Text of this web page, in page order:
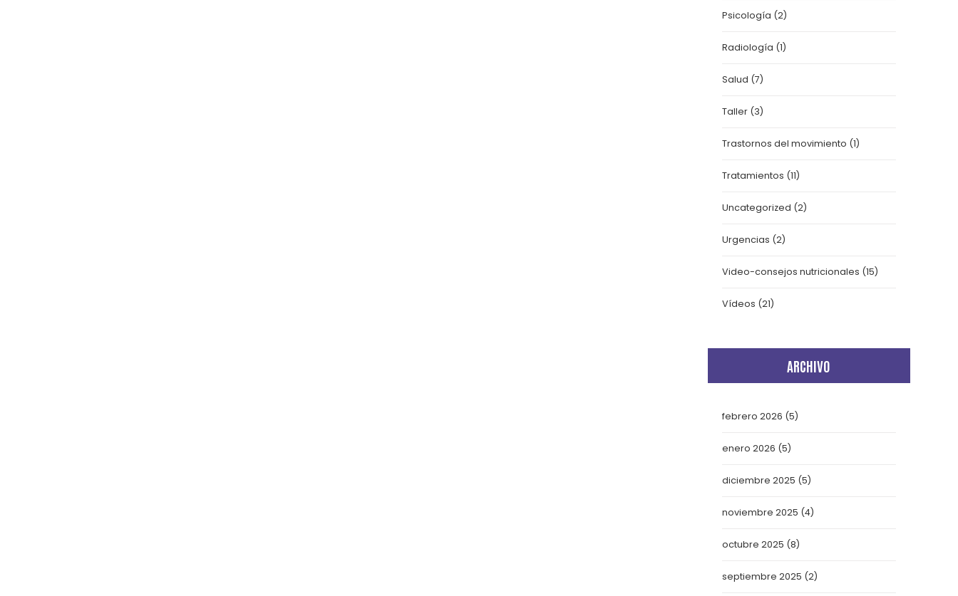
Psicología (2)
Radiología (1)
Salud (7)
Taller(3)
Trastornos del movimiento (1)
Tratamientos (11)
Uncategorized (2)
Urgencias (2)
Video-consejos nutricionales (15)
Vídeos (21)
ARCHIVO
febrero 2026 (5)
enero 2026 (5)
diciembre 2025 (5)
noviembre 2025 (4)
octubre 2025 (8)
septiembre 2025 (2)